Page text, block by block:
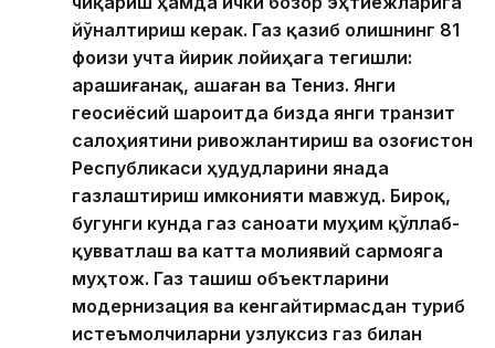
йўналтириш керак. Газ қазиб олишнинг 81
фоизи учта йирик лойиҳага тегишли:
Қарашиғанақ, Қашаған ва Тениз. Янги
геосиёсий шароитда бизда янги транзит
салоҳиятини ривожлантириш ва Қозоғистон
Республикаси ҳудудларини янада
газлаштириш имконияти мавжуд. Бироқ,
бугунги кунда газ саноати муҳим қўллаб-
қувватлаш ва катта молиявий сармояга
муҳтож. Газ ташиш объектларини
модернизация ва кенгайтирмасдан туриб
истеъмолчиларни узлуксиз газ билан